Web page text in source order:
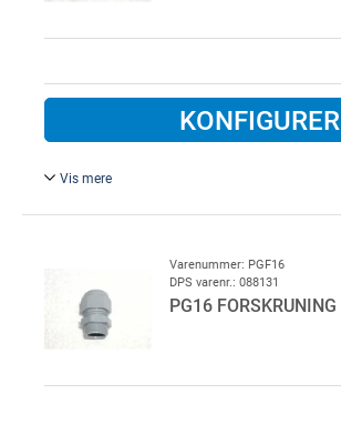
KONFIGURER
Vis mere
Varenummer: PGF16
DPS varenr.: 088131
PG16 FORSKRUNING